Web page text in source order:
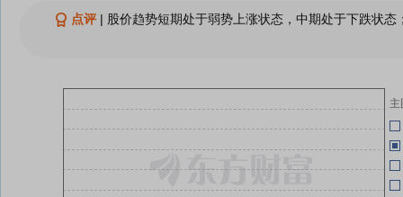
从“短板”到“基石”！科创板新材料
07-26
企业挺进关键材料自主可控
04-24
04-24
点评| 股价趋势短期处于弱势上涨状态，中期处于下跌状
主